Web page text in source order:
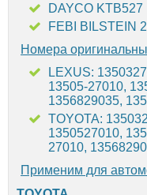
DAYCO KTB527
FEBI BILSTEIN
Номера
LEXUS:
13505-27010,
1356829035,
TOYOTA:
1350527010,
27010,
Применим для